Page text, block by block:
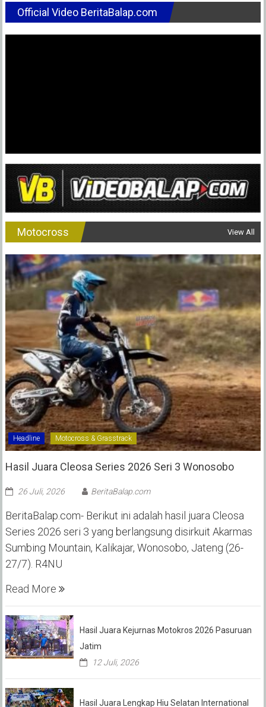
Official Video BeritaBalap.com
Motocross View All
Headline Motocross & Grasstrack
Hasil Juara Cleosa Series 2026 Seri 3 Wonosobo ‎
26 Juli, 2026 BeritaBalap.com
BeritaBalap.com- Berikut ini adalah hasil juara Cleosa
Series 2026 seri 3 yang berlangsung disirkuit Akarmas
Sumbing Mountain, Kalikajar, Wonosobo, Jateng (26-
27/7). R4NU
Read More
Hasil Juara Kejurnas Motokros 2026 Pasuruan
Jatim
12 Juli, 2026
Hasil Juara Lengkap Hiu Selatan International